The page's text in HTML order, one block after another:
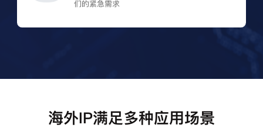
们的紧急需求
海外IP满足多种应用场景